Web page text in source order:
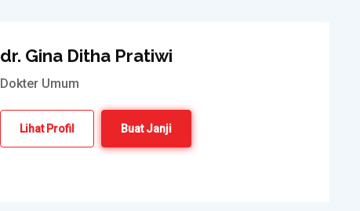
dr. Gina Ditha Pratiwi
Dokter Umum
Lihat Profil Buat Janji